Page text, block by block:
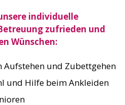
individuelle
zufrieden und
Wünschen:
und Zubettgehen
und Hilfe beim Ankleiden